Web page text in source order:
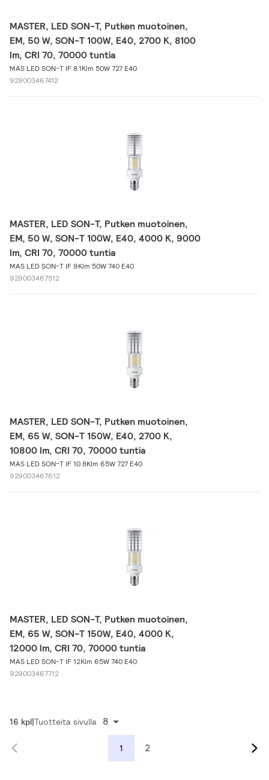
MASTER, LED SON-T, Putken muotoinen,
EM, 50 W, SON-T 100W, E40, 2700 K, 8100
lm, CRI 70, 70000 tuntia
MAS LED SON-T IF 8.1Klm 50W 727 E40
929003467412
MASTER, LED SON-T, Putken muotoinen,
EM, 50 W, SON-T 100W, E40, 4000 K, 9000
lm, CRI 70, 70000 tuntia
MAS LED SON-T IF 9Klm 50W 740 E40
929003467512
MASTER, LED SON-T, Putken muotoinen,
EM, 65 W, SON-T 150W, E40, 2700 K,
10800 lm, CRI 70, 70000 tuntia
MAS LED SON-T IF 10.8Klm 65W 727 E40
929003467612
MASTER, LED SON-T, Putken muotoinen,
EM, 65 W, SON-T 150W, E40, 4000 K,
12000 lm, CRI 70, 70000 tuntia
MAS LED SON-T IF 12Klm 65W 740 E40
929003467712
16 kpl Tuotteita sivulla 8
1 2